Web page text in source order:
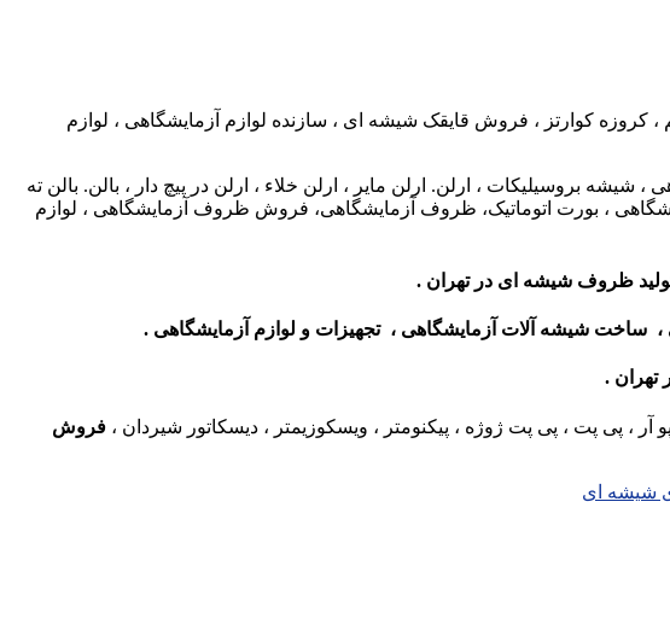
کروزه کوارتز ، فروش قایقک شیشه ای ، سازنده لوازم آزمایشگاهی ، لوازم
بروسیلیکات ، ارلن. ارلن مایر ، ارلن خلاء ، ارلن در پیچ دار ، بالن. بالن ته
، بورت اتوماتیک، ظروف آزمایشگاهی، فروش ظروف آزمایشگاهی ، لوازم
ظروف شیشه ای در تهران .
ساخت شیشه آلات آزمایشگاهی ، تجهیزات و لوازم آزمایشگاهی .
.
، پی پت ، پی پت ژوژه ، پیکنومتر ، ویسکوزیمتر ، دیسکاتور شیردان ، فروش
شیشه ای